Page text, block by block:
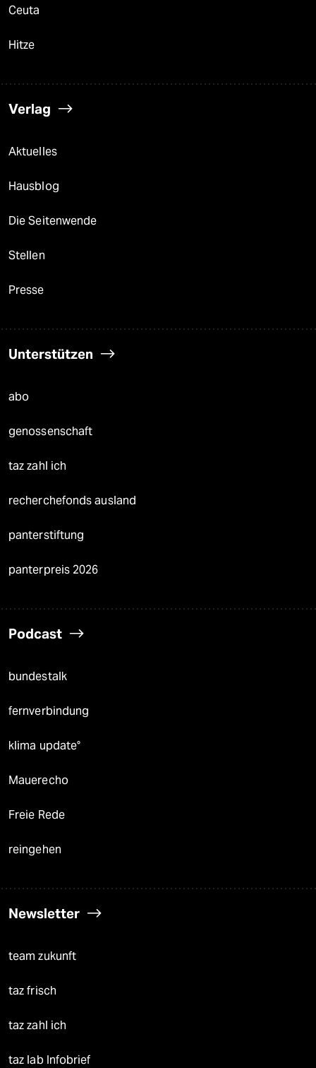
Ceuta
Hitze
Verlag
Aktuelles
Hausblog
Die Seitenwende
Stellen
Presse
Unterstützen
abo
genossenschaft
taz zahl ich
recherchefonds ausland
panterstiftung
panterpreis 2026
Podcast
bundestalk
fernverbindung
klima update°
Mauerecho
Freie Rede
reingehen
Newsletter
team zukunft
taz frisch
taz zahl ich
taz lab Infobrief